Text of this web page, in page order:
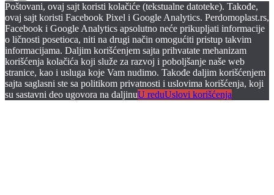
Poštovani, ovaj sajt koristi kolačiće (tekstualne datoteke). Takođe,
ovaj sajt koristi Facebook Pixel i Google Analytics. Perdomoplast.rs,
Facebook i Google Analytics apsolutno neće prikupljati informacije
o ličnosti posetioca, niti na drugi način omogućiti pristup takvim
informacijama. Daljim korišćenjem sajta prihvatate mehanizam
korišćenja kolačića koji služe za razvoj i poboljšanje naše web
stranice, kao i usluga koje Vam nudimo. Takođe daljim korišćenjem
sajta saglasni ste sa politikom privatnosti i uslovima korišćenja, koji
su sastavni deo ugovora na daljinuU reduUslovi korišćenja